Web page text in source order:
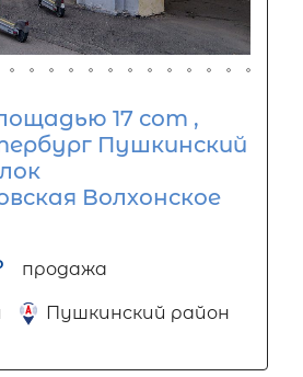
17 сот ,
Пушкинский
Волхонское
продажа
Пушкинский район